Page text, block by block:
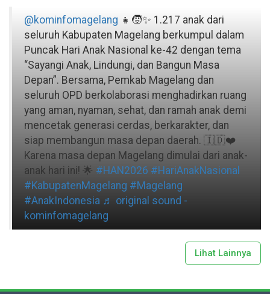
@kominfomagelang 👧🧒✨ 1.217 anak dari
seluruh Kabupaten Magelang berkumpul dalam
Puncak Hari Anak Nasional ke-42 dengan tema
“Sayangi Anak, Lindungi, dan Bangun Masa
Depan”. Bersama, Pemkab Magelang dan
seluruh OPD berkolaborasi menghadirkan ruang
yang aman, nyaman, sehat, dan ramah anak demi
mencetak generasi cerdas, berkarakter, dan
siap membangun masa depan daerah. 🇮🇩❤️
Karena masa depan Magelang dimulai dari anak-
anak hari ini! 🌟 #HAN2026 #HariAnakNasional
#KabupatenMagelang #Magelang
#AnakIndonesia ♬ original sound -
kominfomagelang
Lihat Lainnya